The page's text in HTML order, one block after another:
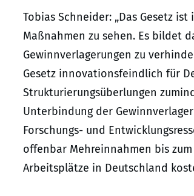
Tobias Schneider: „Das Gesetz
Maßnahmen zu sehen. Es bildet
Gewinnverlagerungen zu
Gesetz innovationsfeindlich für
Strukturierungsüberlungen
Unterbindung der
Forschungs- und
offenbar Mehreinnahmen bis zum
Arbeitsplätze in Deutschland